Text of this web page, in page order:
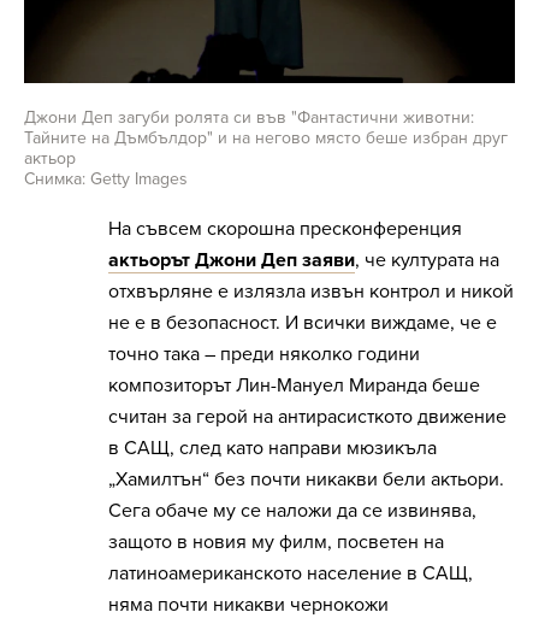
Джони Деп загуби ролята си във "Фантастични животни:
Тайните на Дъмбълдор" и на негово място беше избран друг
актьор
Снимка: Getty Images
На съвсем скорошна пресконференция
актьорът Джони Деп заяви, че културата на
отхвърляне е излязла извън контрол и никой
не е в безопасност. И всички виждаме, че е
точно така – преди няколко години
композиторът Лин-Мануел Миранда беше
считан за герой на антирасисткото движение
в САЩ, след като направи мюзикъла
„Хамилтън“ без почти никакви бели актьори.
Сега обаче му се наложи да се извинява,
защото в новия му филм, посветен на
латиноамериканското население в САЩ,
няма почти никакви чернокожи